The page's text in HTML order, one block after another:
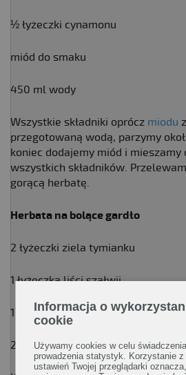
½ łyżeczki cynamonu
miód do smaku
450 ml wody
Wszystkie składniki oprócz miodu
przegotowaną wodą, parzymy
koniec dodajemy miód i mieszamy
wszystkich składników.
gorącą herbatę.
Herbata na bolące gardło
2 łyżeczki ziela tymianku
1 łyżeczka liści szałwii
1 łyżeczka liści mięty pieprzowej
200 ml wody
Informacja o
cookie
Używamy cookies w celu
prowadzenia statystyk. Korzystanie
ustawień Twojej przeglądarki